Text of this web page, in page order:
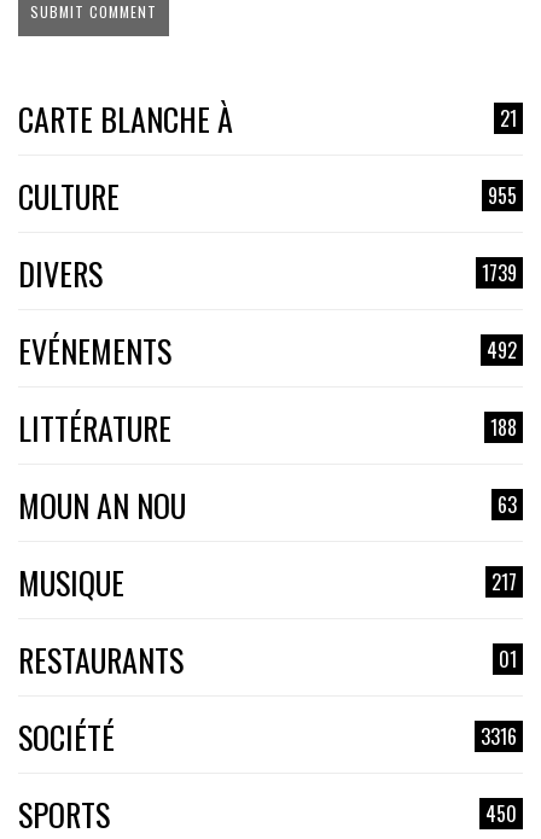
CARTE BLANCHE À 21
CULTURE 955
DIVERS 1739
EVÉNEMENTS 492
LITTÉRATURE 188
MOUN AN NOU 63
MUSIQUE 217
RESTAURANTS 01
SOCIÉTÉ 3316
SPORTS 450